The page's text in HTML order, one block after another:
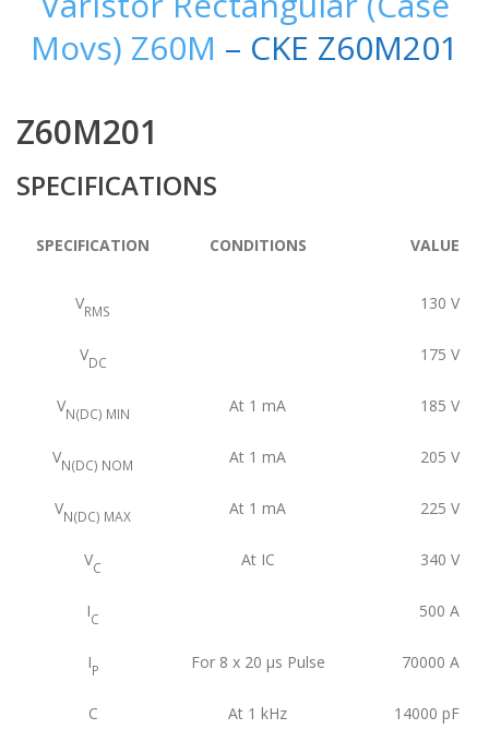
Movs) Z60M – CKE Z60M201
Z60M201
SPECIFICATIONS
SPECIFICATION CONDITIONS VALUE
VRMS 130 V
VDC 175 V
VN(DC) MIN At 1 mA 185 V
VN(DC) NOM At 1 mA 205 V
VN(DC) MAX At 1 mA 225 V
VC At IC 340 V
IC 500 A
IP For 8 x 20 μs Pulse 70000 A
C At 1 kHz 14000 pF